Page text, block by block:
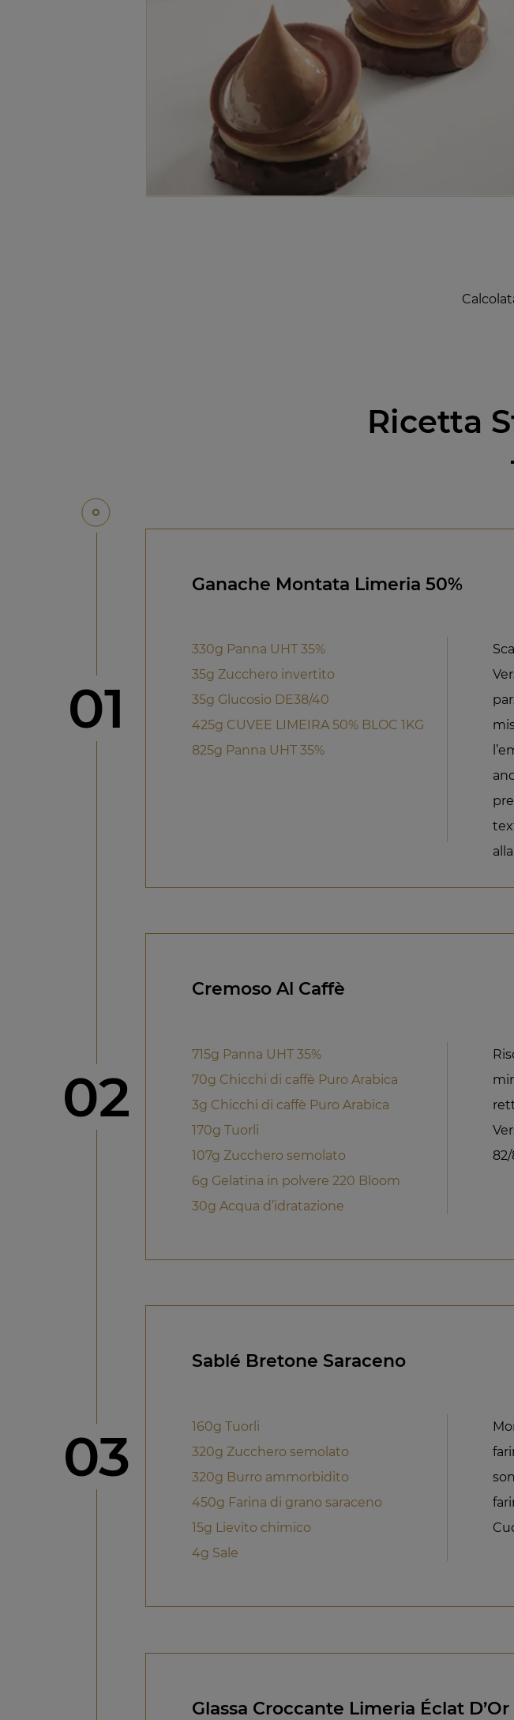
Ricetta
Step
01
Ganache Montata Limeria 50%
330g Panna UHT 35%
35g Zucchero invertito
35g Glucosio DE38/40
425g CUVEE LIMEIRA 50% BLOC 1KG
825g Panna UHT 35%
Step
02
Cremoso Al Caffè
715g Panna UHT 35%
70g Chicchi di caffè Puro Arabica
3g Chicchi di caffè Puro Arabica
170g Tuorli
107g Zucchero semolato
6g Gelatina in polvere 220 Bloom
30g Acqua d’idratazione
Step
03
Sablé Bretone Saraceno
160g Tuorli
320g Zucchero semolato
320g Burro ammorbidito
450g Farina di grano saraceno
15g Lievito chimico
4g Sale
Glassa Croccante Limeria Éclat D’Or